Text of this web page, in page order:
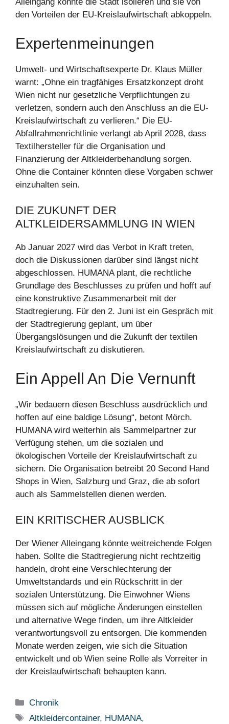
den Vorteilen der EU-Kreislaufwirtschaft abkoppeln.
Expertenmeinungen
Umwelt- und Wirtschaftsexperte Dr. Klaus Müller
warnt: „Ohne ein tragfähiges Ersatzkonzept droht
Wien nicht nur gesetzliche Verpflichtungen zu
verletzen, sondern auch den Anschluss an die EU-
Kreislaufwirtschaft zu verlieren.“ Die EU-
Abfallrahmenrichtlinie verlangt ab April 2028, dass
Textilhersteller für die Organisation und
Finanzierung der Altkleiderbehandlung sorgen.
Ohne die Container könnten diese Vorgaben schwer
einzuhalten sein.
DIE ZUKUNFT DER
ALTKLEIDERSAMMLUNG IN WIEN
Ab Januar 2027 wird das Verbot in Kraft treten,
doch die Diskussionen darüber sind längst nicht
abgeschlossen. HUMANA plant, die rechtliche
Grundlage des Beschlusses zu prüfen und hofft auf
eine konstruktive Zusammenarbeit mit der
Stadtregierung. Für den 2. Juni ist ein Gespräch mit
der Stadtregierung geplant, um über
Übergangslösungen und die Zukunft der textilen
Kreislaufwirtschaft zu diskutieren.
Ein Appell An Die Vernunft
„Wir bedauern diesen Beschluss ausdrücklich und
hoffen auf eine baldige Lösung“, betont Mörch.
HUMANA wird weiterhin als Sammelpartner zur
Verfügung stehen, um die sozialen und
ökologischen Vorteile der Kreislaufwirtschaft zu
sichern. Die Organisation betreibt 20 Second Hand
Shops in Wien, Salzburg und Graz, die ab sofort
auch als Sammelstellen dienen werden.
EIN KRITISCHER AUSBLICK
Der Wiener Alleingang könnte weitreichende Folgen
haben. Sollte die Stadtregierung nicht rechtzeitig
handeln, droht eine Verschlechterung der
Umweltstandards und ein Rückschritt in der
sozialen Unterstützung. Die Einwohner Wiens
müssen sich auf mögliche Änderungen einstellen
und alternative Wege finden, um ihre Altkleider
verantwortungsvoll zu entsorgen. Die kommenden
Monate werden zeigen, wie sich die Situation
entwickelt und ob Wien seine Rolle als Vorreiter in
der Kreislaufwirtschaft behaupten kann.
Kategorien
Chronik
Schlagwörter
Altkleidercontainer, HUMANA,